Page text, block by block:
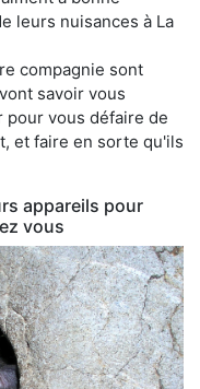
leurs nuisances à La
compagnie sont
savoir vous
pour vous défaire de
et faire en sorte qu'ils
appareils pour
vous